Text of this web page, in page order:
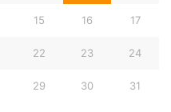
15 16 17
22 23 24
29 30 31